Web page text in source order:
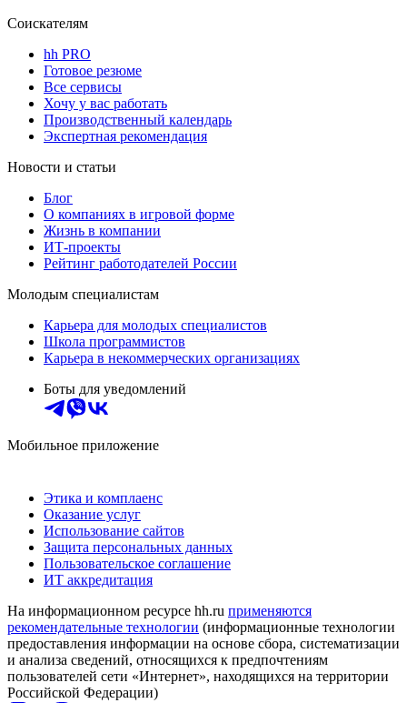
Соискателям
hh PRO
Готовое резюме
Все сервисы
Хочу у вас работать
Производственный календарь
Экспертная рекомендация
Новости и статьи
Блог
О компаниях в игровой форме
Жизнь в компании
ИТ-проекты
Рейтинг работодателей России
Молодым специалистам
Карьера для молодых специалистов
Школа программистов
Карьера в некоммерческих организациях
Боты для уведомлений
Мобильное приложение
Этика и комплаенс
Оказание услуг
Использование сайтов
Защита персональных данных
Пользовательское соглашение
ИТ аккредитация
На информационном ресурсе hh.ru применяются
рекомендательные технологии (информационные технологии
предоставления информации на основе сбора, систематизации
и анализа сведений, относящихся к предпочтениям
пользователей сети «Интернет», находящихся на территории
Российской Федерации)